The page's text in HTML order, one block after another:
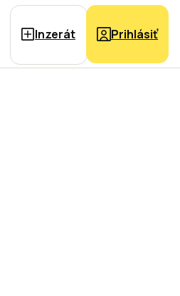
Inzerát Prihlásiť